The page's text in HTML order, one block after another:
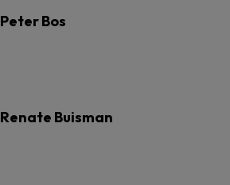
Peter Bos
Renate Buisman